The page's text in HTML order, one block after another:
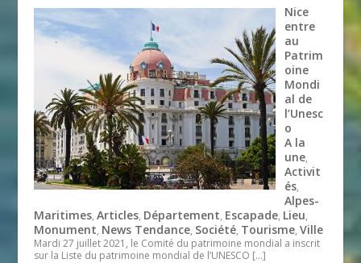
Nice
entre
au
Patrim
oine
Mondi
al de
l’Unesc
o
A la
une,
Activit
és,
Alpes-
Maritimes,Articles, Département, Escapade, Lieu,
Monument, News Tendance, Société, Tourisme,Ville
Mardi 27 juillet 2021, le Comité du patrimoine mondial a inscrit
sur la Liste du patrimoine mondial de l’UNESCO […]